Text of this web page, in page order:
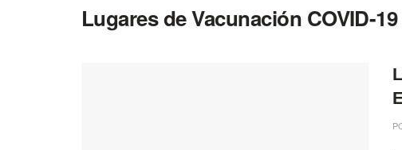
Lugares de Vacunación COVID-